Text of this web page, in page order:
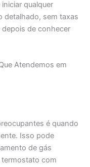
qualquer
detalhado, sem taxas
de conhecer
Atendemos em
é quando
Isso pode
de gás
com